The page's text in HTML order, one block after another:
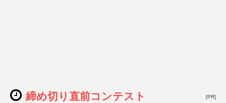
締め切り直前コンテスト [PR]